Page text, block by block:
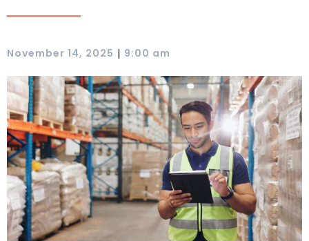
November 14, 2025 | 9:00 am